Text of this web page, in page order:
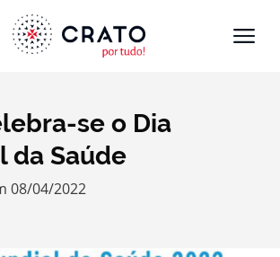
se o Dia
da Saúde
08/04/2022